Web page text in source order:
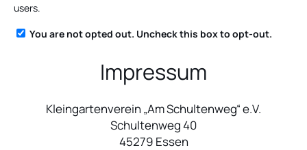
users.
You are not opted out. Uncheck this box to opt-out.
Impressum
Kleingartenverein „Am Schultenweg“ e.V.
Schultenweg 40
45279 Essen